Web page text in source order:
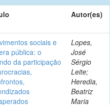
Autor(es)
sociais e
pública: o
da participação
Lopes,
José
Sérgio
Leite;
Heredia,
Beatriz
Maria